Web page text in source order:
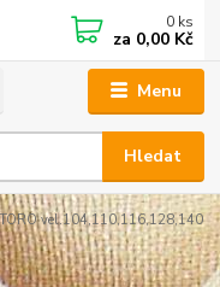
Menu
Hledat
0 ks
za 0,00 Kč
vel.104,110,116,128,140